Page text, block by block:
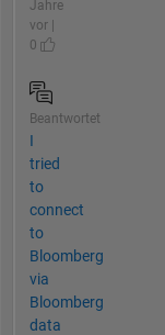
Jahre
vor |
0
Beantwortet
I
tried
to
connect
to
Bloomberg
via
Bloomberg
data